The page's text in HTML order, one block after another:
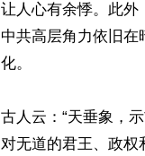
让人心有余悸。此外
中共高层角力依旧
化。
古人云：“天垂象，
对无道的君王、政权